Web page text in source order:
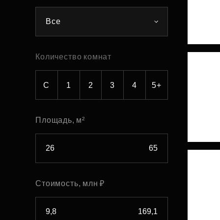
Все
Количество комнат
С 1 2 3 4 5+
Площадь, м²
Стоимость, млн ₽